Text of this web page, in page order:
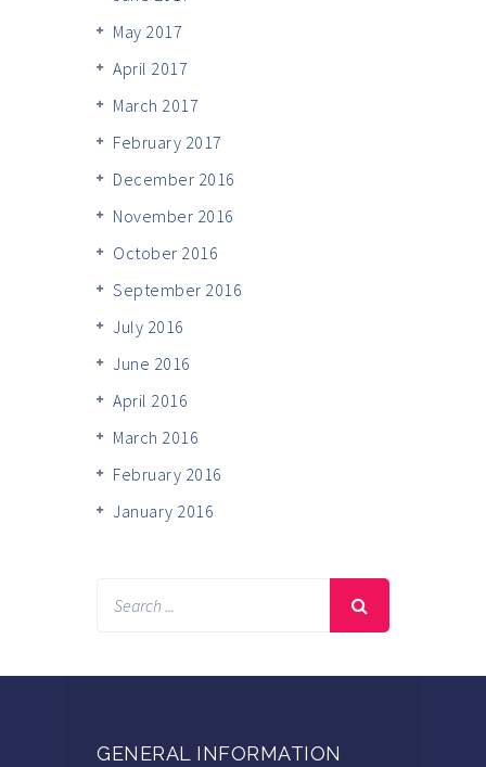
May 2017
April 2017
March 2017
February 2017
December 2016
November 2016
October 2016
September 2016
July 2016
June 2016
April 2016
March 2016
February 2016
January 2016
GENERAL INFORMATION